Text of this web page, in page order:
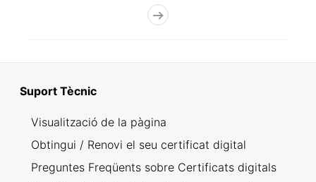
Suport Tècnic
Visualització de la pàgina
Obtingui / Renovi el seu certificat digital
Preguntes Freqüents sobre Certificats digitals